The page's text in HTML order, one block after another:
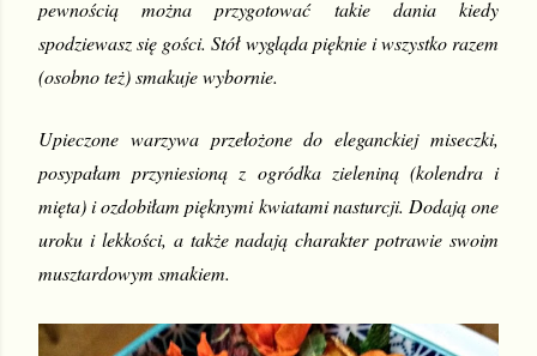
pewnością można przygotować takie dania kiedy
spodziewasz się gości. Stół wygląda pięknie i wszystko razem
(osobno też) smakuje wybornie.
Upieczone warzywa przełożone do eleganckiej miseczki,
posypałam przyniesioną z ogródka zieleniną (kolendra i
mięta) i ozdobiłam pięknymi kwiatami nasturcji. Dodają one
uroku i lekkości, a także nadają charakter potrawie swoim
musztardowym smakiem.